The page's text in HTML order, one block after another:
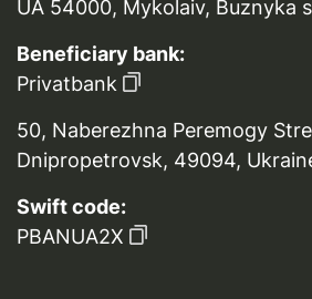
UA 54000, Mykolaiv, Buznyka
Beneficiary bank:
Privatbank
50, Naberezhna Peremogy
Dnipropetrovsk, 49094,
Swift code:
PBANUA2X